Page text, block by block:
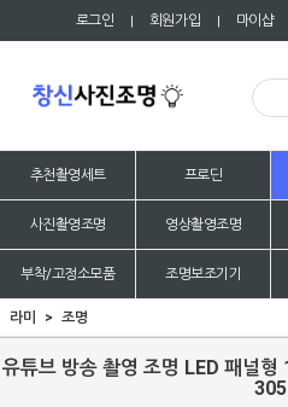
로그인 | 회원가입 | 마이샵
추천촬영세트 프로딘
사진촬영조명 영상촬영조명
부착/고정소모품 조명보조기기
라미 조명
유튜브 방송 촬영 조명 LED 패널
305